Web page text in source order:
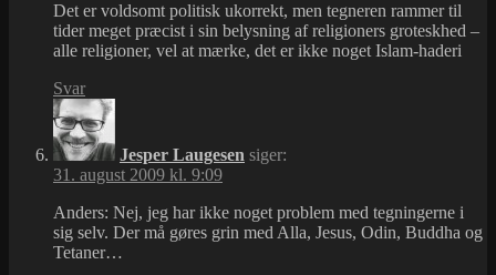
Det er voldsomt politisk ukorrekt, men tegneren rammer til
tider meget præcist i sin belysning af religioners groteskhed –
alle religioner, vel at mærke, det er ikke noget Islam-haderi
Svar
Jesper Laugesen siger:
31. august 2009 kl. 9:09
Anders: Nej, jeg har ikke noget problem med tegningerne i
sig selv. Der må gøres grin med Alla, Jesus, Odin, Buddha og
Tetaner…